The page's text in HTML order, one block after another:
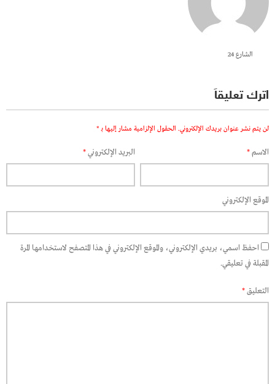
الشارع 24
اترك تعليقاً
لن يتم نشر عنوان بريدك الإلكتروني. الحقول الإلزامية مشار إليها بـ *
الاسم* البريد الإلكتروني*
الموقع الإلكتروني
احفظ اسمي، بريدي الإلكتروني، والموقع الإلكتروني في هذا المتصفح لاستخدامها المرة
المقبلة في تعليقي.
التعليق*